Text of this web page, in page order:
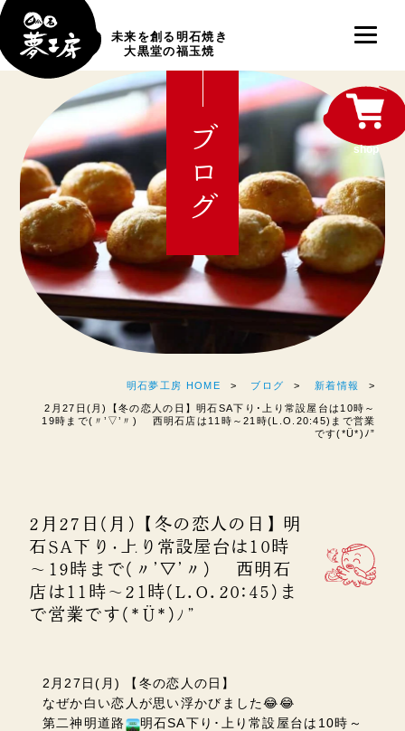
未来を創る明石焼き
大黒堂の福玉焼
ブログ
明石夢工房 HOME ブログ 新着情報
2月27日(月)【冬の恋人の日】明石SA下り･上り常設屋台は10時～
19時まで(〃’▽’〃) 西明石店は11時～21時(L.O.20:45)まで営業
です(*Ü*)ﾉ”
2月27日(月)【冬の恋人の日】明
石SA下り･上り常設屋台は10時
～19時まで(〃’▽’〃) 西明石
店は11時～21時(L.O.20:45)ま
で営業です(*Ü*)ﾉ”
2月27日(月) 【冬の恋人の日】
なぜか白い恋人が思い浮かびました😂😂
第二神明道路
明石SA下り･上り常設屋台は10時～
shop